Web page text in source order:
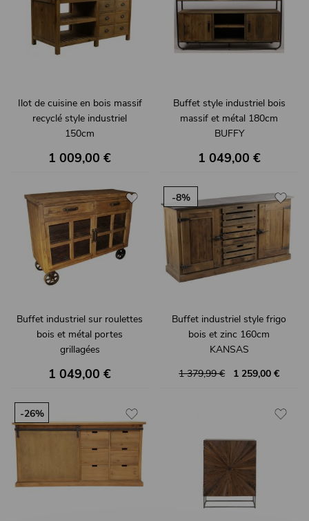
Ilot de cuisine en bois massif
recyclé style industriel
150cm
1 009,00 €
Buffet style industriel bois
massif et métal 180cm
BUFFY
1 049,00 €
Buffet industriel sur roulettes
bois et métal portes
grillagées
1 049,00 €
-8%
Buffet industriel style frigo
bois et zinc 160cm
KANSAS
1 379,99 €
1 259,00 €
-26%